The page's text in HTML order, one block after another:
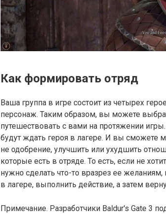
Как формировать отряд
Ваша группа в игре состоит из четырех
персонаж. Таким образом, вы можете
путешествовать с вами на протяжении
будут ждать героя в лагере. И вы сможете
не одобрение, улучшить или ухудшить
которые есть в отряде. То есть, если не
нужно сделать что-то вразрез ее
в лагере, выполнить действие, а затем
Примечание. Разработчики Baldur's Gate 3